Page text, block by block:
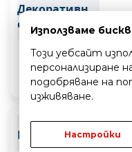
Декоративн
о покритие
Два HDF панела
Пълнеж
Използваме
Този уебсайт
персонализиране
подобряване на
изживяване.
Настройки